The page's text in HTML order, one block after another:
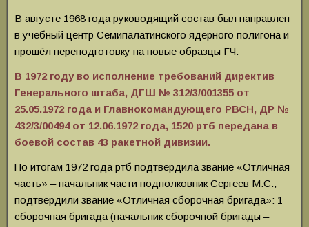
В августе 1968 года руководящий состав был направлен
в учебный центр Семипалатинского ядерного полигона и
прошёл переподготовку на новые образцы ГЧ.
В 1972 году во исполнение требований директив
Генерального штаба, ДГШ № 312/3/001355 от
25.05.1972 года и Главнокомандующего РВСН, ДР №
432/3/00494 от 12.06.1972 года, 1520 ртб передана в
боевой состав 43 ракетной дивизии.
По итогам 1972 года ртб подтвердила звание «Отличная
часть» – начальник части подполковник Сергеев М.С.,
подтвердили звание «Отличная сборочная бригада»: 1
сборочная бригада (начальник сборочной бригады –